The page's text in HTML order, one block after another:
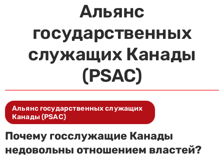
Альянс
государственных
служащих Канады
(PSAC)
Почему госслужащие Канады
недовольны отношением властей?
Альянс государственных служащих
Канады (PSAC)